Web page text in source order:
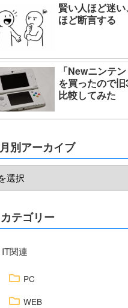
賢い人ほど迷
ほど断言する
「Newニンテ
を買ったので
比較してみた
月別アーカイブ
カテゴリー
IT関連
PC
WEB